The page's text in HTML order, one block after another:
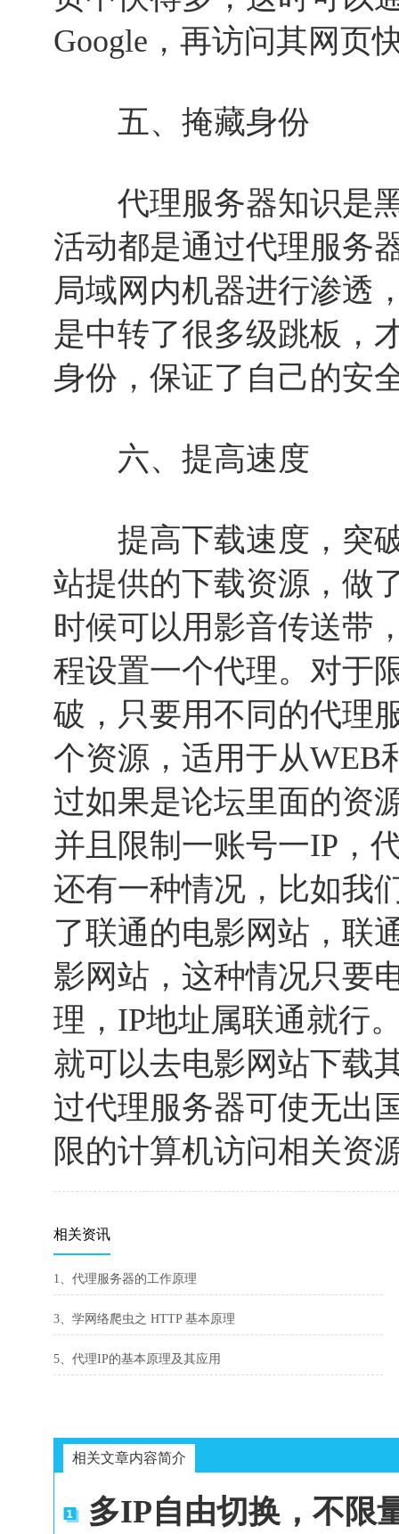
Google，再访问其网页
五、掩藏身份
代理服务器知识是黑
活动都是通过代理服务
局域网内机器进行渗透
是中转了很多级跳板，
身份，保证了自己的安
六、提高速度
提高下载速度，突破
站提供的下载资源，做
时候可以用影音传送带
程设置一个代理。对于
破，只要用不同的代理
个资源，适用于从WEB
过如果是论坛里面的资
并且限制一账号一IP，
还有一种情况，比如我
了联通的电影网站，联
影网站，这种情况只要
理，IP地址属联通就行
就可以去电影网站下载
过代理服务器可使无出
限的计算机访问相关资
相关资讯
1、代理服务器的工作原理
3、学网络爬虫之 HTTP 基本原理
5、代理IP的基本原理及其应用
相关文章内容简介
多IP自由切换，不限